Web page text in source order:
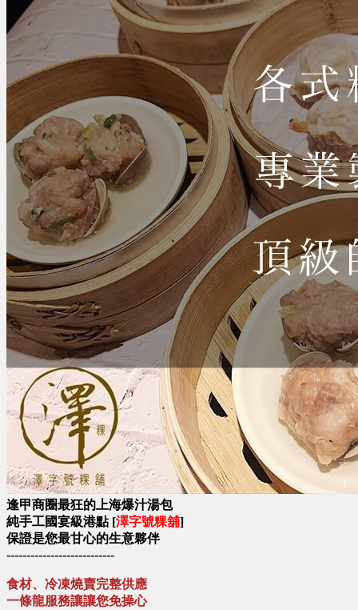
逢甲商圈最狂的上海爆汁湯包
純手工國宴級港點 [澤字號粿舖]
保證是您最甘心的生意夥伴
---------------------------
食材、冷凍燒賣完整供應
一條龍服務讓讓您免操心